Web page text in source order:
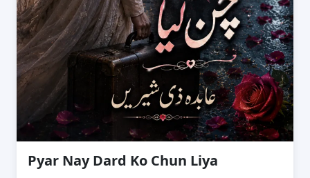
Pyar Nay Dard Ko Chun Liya